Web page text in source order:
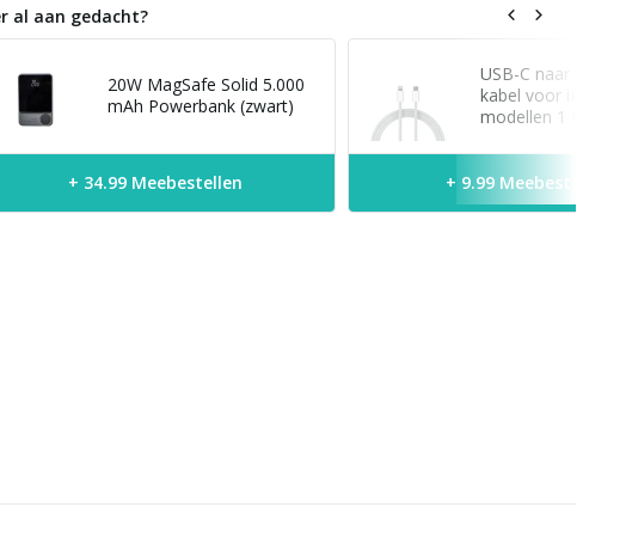
al aan gedacht?
20W MagSafe Solid 5.000
mAh Powerbank (zwart)
+ 34.99 Meebestellen
USB-C naar
kabel voor iPhone
modellen 1 Meter
+ 9.99 Meebestellen